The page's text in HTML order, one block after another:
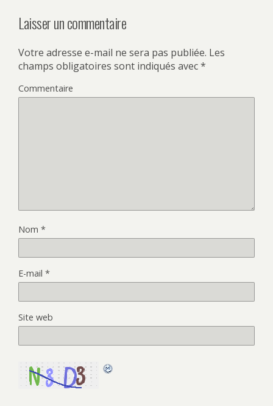
Laisser un commentaire
Votre adresse e-mail ne sera pas publiée. Les
champs obligatoires sont indiqués avec*
Commentaire
Nom *
E-mail *
Site web